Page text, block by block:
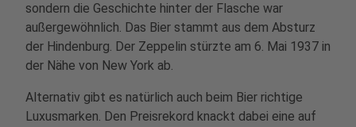
sondern die Geschichte hinter der Flasche war
außergewöhnlich. Das Bier stammt aus dem Absturz
der Hindenburg. Der Zeppelin stürzte am 6. Mai 1937 in
der Nähe von New York ab.
Alternativ gibt es natürlich auch beim Bier richtige
Luxusmarken. Den Preisrekord knackt dabei eine auf